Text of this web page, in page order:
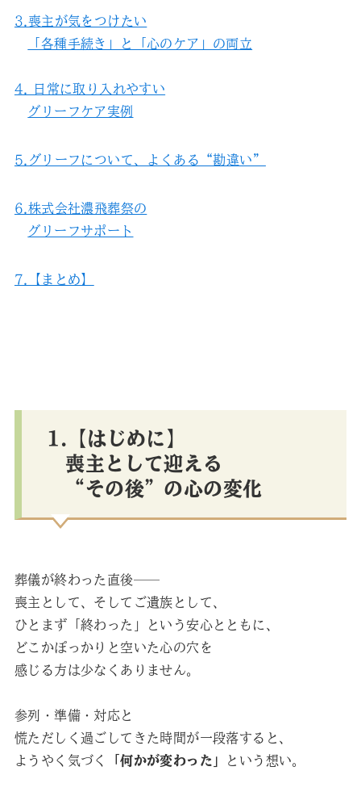
3.喪主が気をつけたい
「各種手続き」と「心のケア」の両立
4. 日常に取り入れやすい
グリーフケア実例
5.グリーフについて、よくある“勘違い”
6.株式会社濃飛葬祭の
グリーフサポート
7.【まとめ】
1.【はじめに】
喪主として迎える
“その後”の心の変化
葬儀が終わった直後──
喪主として、そしてご遺族として、
ひとまず「終わった」という安心とともに、
どこかぽっかりと空いた心の穴を
感じる方は少なくありません。
参列・準備・対応と
慌ただしく過ごしてきた時間が一段落すると、
ようやく気づく
「何かが変わった」 という想い。